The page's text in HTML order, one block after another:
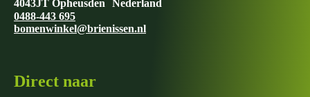
4043JT Opheusden Nederland
0488-443 695
bomenwinkel@brienissen.nl
Direct naar